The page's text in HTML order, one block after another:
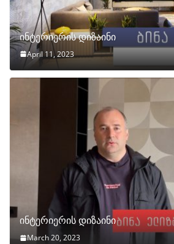
ინტერიერის დიზაინი
April 11, 2023
ინტერიერის დიზაინი
March 20, 2023